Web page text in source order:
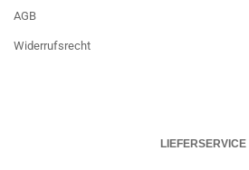
AGB
Widerrufsrecht
LIEFERSERVICE